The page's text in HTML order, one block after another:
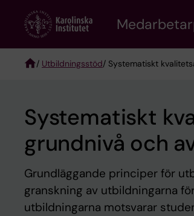
content
/ Utbildningsstöd/ Systematiskt
Systematiskt
grundnivå och
Grundläggande principer för
granskning av utbildningarna
utbildningarna motsvarar